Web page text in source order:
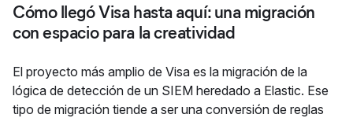
Cómo llegó Visa hasta aquí: una migración
con espacio para la creatividad
El proyecto más amplio de Visa es la migración de la
lógica de detección de un SIEM heredado a Elastic. Ese
tipo de migración tiende a ser una conversión de reglas